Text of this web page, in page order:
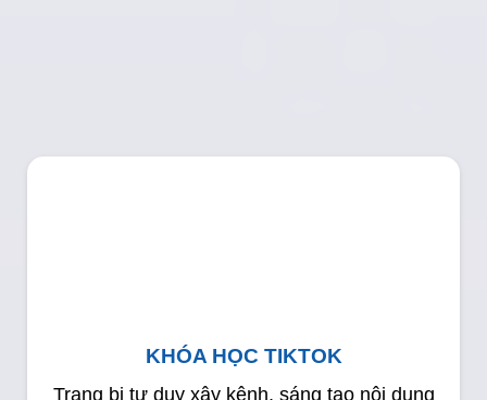
KHÓA HỌC TIKTOK
Trang bị tư duy xây kênh, sáng tạo nội dung